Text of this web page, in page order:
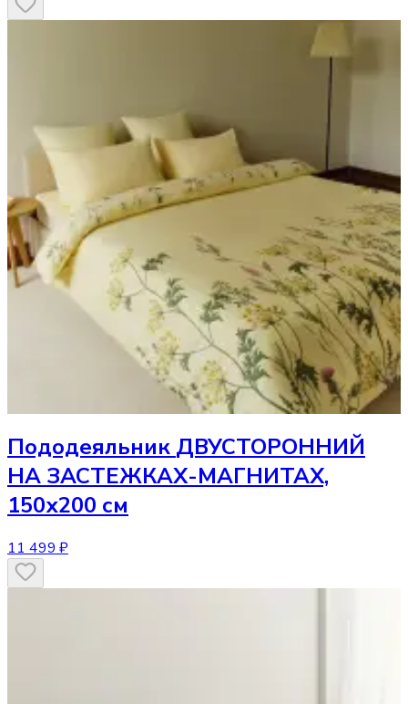
Пододеяльник ДВУСТОРОННИЙ
НА ЗАСТЕЖКАХ-МАГНИТАХ,
150х200 см
11 499 ₽